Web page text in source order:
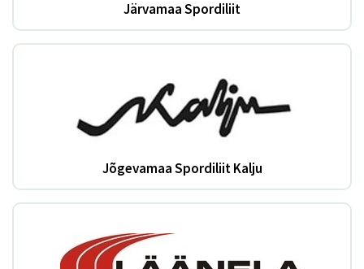
Järvamaa Spordiliit
Jõgevamaa Spordiliit Kalju